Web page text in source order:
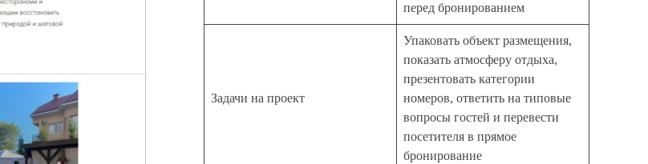
перед бронированием
Задачи на проект
Упаковать объект размещения,
показать атмосферу отдыха,
презентовать категории
номеров, ответить на типовые
вопросы гостей и перевести
посетителя в прямое
бронирование